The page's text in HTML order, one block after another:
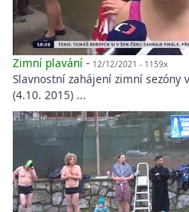
Zimní plavání - 12/12/2021 - 1159x
Slavnostní zahájení zimní sezóny
(4.10. 2015) ...